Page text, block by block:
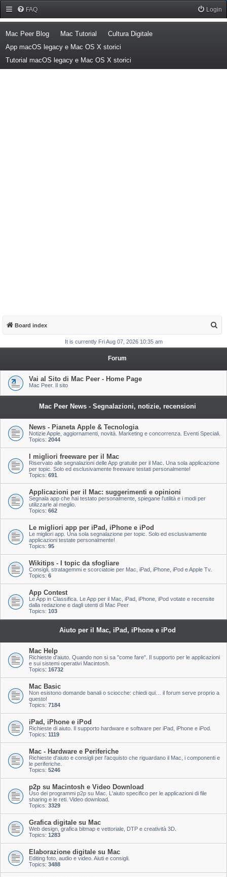
FAQ Login
Mac Peer Blog(Opens a new tab)
Mac Tutorial (Opens a new tab)
Cultura Digitale(Opens a new tab)
App macOS legacy e Mac OS X storici
Tutorial macOS legacy e Mac OS X storici
Board index
a
It is currently Fri Aug 07, 2026 10:35 am
Forum
Vai al Sito di Mac Peer - Home Page
Mac Peer. Il sito
Mac Peer News - Segnalazioni, notizie, recensioni
News - Pianeta Apple & Tecnologia
Notizie Apple, aggiornamenti, novità. Marketing e concorrenza. Eventi Speciali.
Topics: 2044
I migliori freeware per il Mac
Riservato alle segnalazioni delle App gratuite per il Mac. Una sola applicazione
per topic. Solo ed esclusivamente freeware testati personalmente!
Topics: 691
Applicazioni per il Mac: suggerimenti e opinioni
Segnala app che hai testato personalmente, spiegane l'utilità e i modi per
utilizzarle al meglio.
Topics: 662
Le migliori app per iPad, iPhone e iPod
Le migliori app. Una sola segnalazione per topic. Solo ed esclusivamente
applicazioni testate personalmente!
Topics: 95
Wikitips - I topic da sfogliare
Consigli, stratagemmi e scorciatoie per Mac, iPad, iPhone, iPod e Apple Tv.
Topics: 6
App Contest
Le App in Classifica. Le App per il Mac, iPad, iPhone, iPod votate e recensite
dalla redazione e dagli utenti di Mac Peer
Topics: 103
Aiuto per il Mac, iPad, iPhone e iPod
Mac Help
Richieste d'aiuto. Quando non si sa "come fare". Il supporto per le applicazioni
e sui sistemi operativi Macintosh.
Topics: 16732
Mac Basic
Non esistono domande banali o sciocche: chiedi qui… il forum serve proprio a
questo!
Topics: 7184
iPad, iPhone e iPod
Richieste di aiuto. Il supporto hardware e software per iPad, iPhone e iPod.
Topics: 1119
Mac - Hardware e Periferiche
Richieste d'aiuto e consigli per l'acquisto che riguardano il Mac, i componenti e
le periferiche.
Topics: 5246
p2p su Macintosh e Video Download
Uso dei programmi p2p su Mac. L'aiuto specifico per le applicazioni di file
sharing e le reti. Video download.
Topics: 3329
Grafica digitale su Mac
Web design, grafica bitmap e vettoriale, DTP e creatività 3D.
Topics: 1283
Elaborazione digitale su Mac
Editing foto, audio e video. Aiuti e consigli.
Topics: 3488